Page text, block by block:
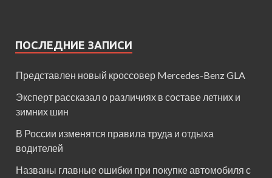
ПОСЛЕДНИЕ ЗАПИСИ
Представлен новый кроссовер Mercedes-Benz GLA
Эксперт рассказал о различиях в составе летних и
зимних шин
В России изменятся правила труда и отдыха
водителей
Названы главные ошибки при покупке автомобиля с